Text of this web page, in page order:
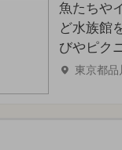
魚たちや
ど水族館
びやピク
東京都品